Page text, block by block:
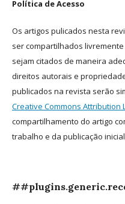
Política de Acesso
Os artigos pulicados nesta
ser compartilhados
sejam citados de maneira
direitos autorais e
publicados na revista serão
Creative Commons Attribution
compartilhamento do artigo
trabalho e da publicação